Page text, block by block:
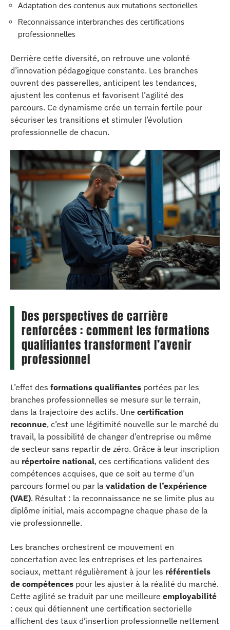
Adaptation des contenus aux mutations sectorielles
Reconnaissance interbranches des certifications
professionnelles
Derrière cette diversité, on retrouve une volonté
d’innovation pédagogique constante. Les branches
ouvrent des passerelles, anticipent les tendances,
ajustent les contenus et favorisent l’agilité des
parcours. Ce dynamisme crée un terrain fertile pour
sécuriser les transitions et stimuler l’évolution
professionnelle de chacun.
Des perspectives de carrière
renforcées : comment les formations
qualifiantes transforment l’avenir
professionnel
L’effet des formations qualifiantes portées par les
branches professionnelles se mesure sur le terrain,
dans la trajectoire des actifs. Une certification
reconnue, c’est une légitimité nouvelle sur le marché du
travail, la possibilité de changer d’entreprise ou même
de secteur sans repartir de zéro. Grâce à leur inscription
au répertoire national, ces certifications valident des
compétences acquises, que ce soit au terme d’un
parcours formel ou par la validation de l’expérience
(VAE). Résultat : la reconnaissance ne se limite plus au
diplôme initial, mais accompagne chaque phase de la
vie professionnelle.
Les branches orchestrent ce mouvement en
concertation avec les entreprises et les partenaires
sociaux, mettant régulièrement à jour les référentiels
de compétences pour les ajuster à la réalité du marché.
Cette agilité se traduit par une meilleure employabilité
: ceux qui détiennent une certification sectorielle
affichent des taux d’insertion professionnelle nettement